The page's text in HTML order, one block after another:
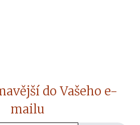
do Vašeho e-
mailu